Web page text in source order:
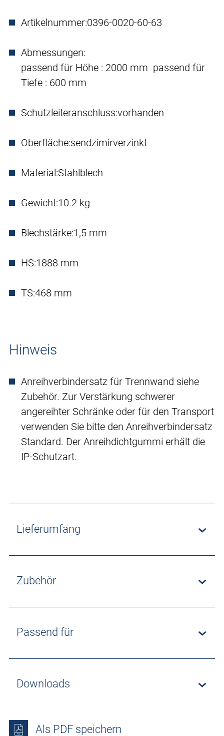
Artikelnummer:0396-0020-60-63
Abmessungen:
passend für Höhe : 2000 mm passend für
Tiefe : 600 mm
Schutzleiteranschluss:vorhanden
Oberfläche:sendzimirverzinkt
Material:Stahlblech
Gewicht:10.2 kg
Blechstärke:1,5 mm
HS:1888 mm
TS:468 mm
Hinweis
Anreihverbindersatz für Trennwand siehe
Zubehör. Zur Verstärkung schwerer
angereihter Schränke oder für den Transport
verwenden Sie bitte den Anreihverbindersatz
Standard. Der Anreihdichtgummi erhält die
IP-Schutzart.
Lieferumfang
Zubehör
Passend für
Downloads
Als PDF speichern